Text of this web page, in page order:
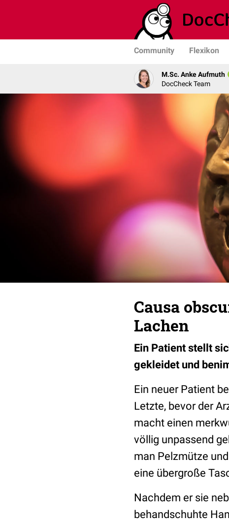
Community Flexikon
M.Sc. Anke Aufmuth
DocCheck Team
Causa
Lachen
Ein Patient stellt
gekleidet und
Ein neuer Patient
Letzte, bevor der
macht einen
völlig unpassend
man Pelzmütze
eine übergroße
Nachdem er sie
behandschuhte